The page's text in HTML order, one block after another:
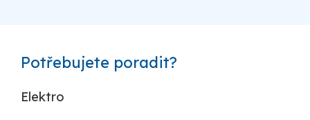
Potřebujete poradit?
Elektro